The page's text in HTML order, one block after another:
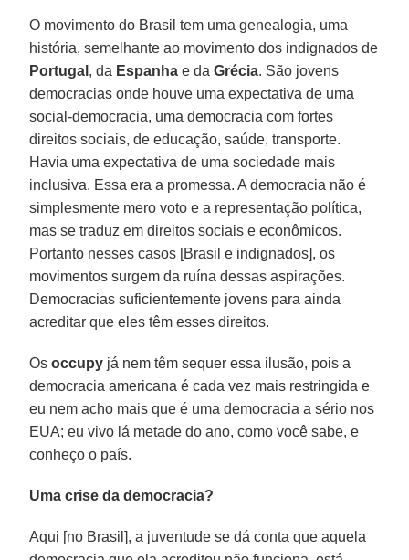
O movimento do Brasil tem uma genealogia, uma
história, semelhante ao movimento dos indignados de
Portugal , da Espanha e daGrécia. São jovens
democracias onde houve uma expectativa de uma
social-democracia, uma democracia com fortes
direitos sociais, de educação, saúde, transporte.
Havia uma expectativa de uma sociedade mais
inclusiva. Essa era a promessa. A democracia não é
simplesmente mero voto e a representação política,
mas se traduz em direitos sociais e econômicos.
Portanto nesses casos [Brasil e indignados], os
movimentos surgem da ruína dessas aspirações.
Democracias suficientemente jovens para ainda
acreditar que eles têm esses direitos.
Osoccupy já nem têm sequer essa ilusão, pois a
democracia americana é cada vez mais restringida e
eu nem acho mais que é uma democracia a sério nos
EUA; eu vivo lá metade do ano, como você sabe, e
conheço o país.
Uma crise da democracia?
Aqui [no Brasil], a juventude se dá conta que aquela